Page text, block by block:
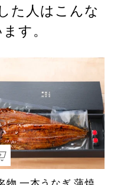
た人はこんな
す。